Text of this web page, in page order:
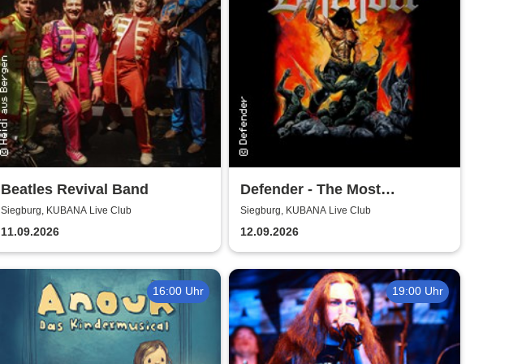
Beatles Revival Band
Siegburg, KUBANA Live Club
11.09.2026
Defender - The Most
Authentic Manowar Tribute
Siegburg, KUBANA Live Club
12.09.2026
16:00 Uhr 19:00 Uhr